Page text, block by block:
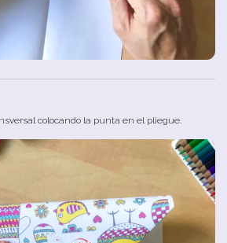
colocando la punta en el pliegue.